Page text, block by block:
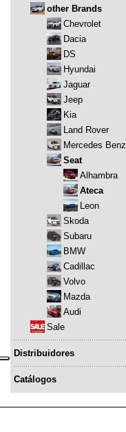
other Brands
Chevrolet
Dacia
DS
Hyundai
Jaguar
Jeep
Kia
Land Rover
Mercedes Benz
Seat
Alhambra
Ateca
Leon
Skoda
Subaru
BMW
Cadillac
Volvo
Mazda
Audi
Sale
Distribuidores
Catálogos